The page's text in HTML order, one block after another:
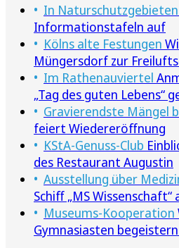
In Naturschutzgebieten
Informationstafeln auf
Kölns alte Festungen
Müngersdorf zur
Im Rathenauviertel
„Tag des guten Lebens“
Gravierendste Mängel
feiert Wiedereröffnung
KStA-Genuss-Club
des Restaurant Augustin
Ausstellung über
Schiff „MS
Museums-Kooperation
Gymnasiasten